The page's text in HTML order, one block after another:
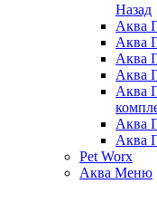
Назад
Аква
Аква
Аква
Аква
Аква
Аква
Аква
Pet Worx
Аква Меню